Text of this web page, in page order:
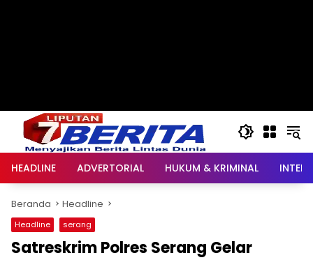
HEADLINE ADVERTORIAL HUKUM & KRIMINAL
Beranda Headline
Headline serang
Satreskrim Polres Serang Gelar